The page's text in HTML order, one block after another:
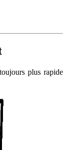
plus rapide